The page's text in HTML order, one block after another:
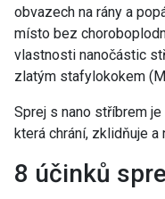
obvazech na rány a
místo bez
vlastnosti nanočástic
zlatým stafylokokem
Sprej s nano stříbrem
která chrání, zklidňuje
8 účinků